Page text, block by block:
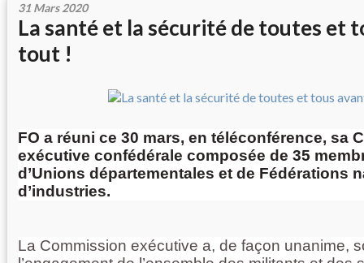
31 Mars 2020
La santé et la sécurité de toutes et
tout !
FO a réuni ce 30 mars, en téléconférence, sa
exécutive confédérale composée de 35
d’Unions départementales et de Fédérations
d’industries.
La Commission exécutive a, de façon unanime,